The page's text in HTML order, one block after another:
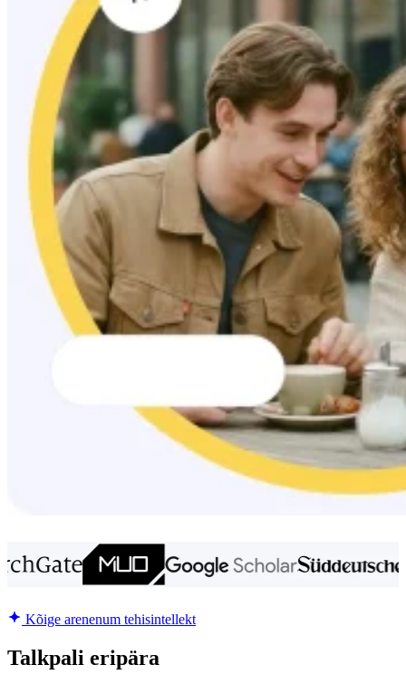
Kõige arenenum tehisintellekt
Talkpali eripära